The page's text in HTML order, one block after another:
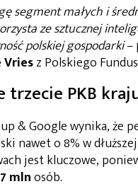
segment małych i
ze sztucznej
polskiej gospodarki–
Vriesz Polskiego
trzecie PKB
& Google wynika, że
nawet o 8% w
jest kluczowe,
7 mlnosób.